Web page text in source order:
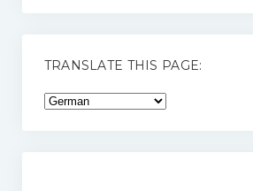
TRANSLATE THIS PAGE: